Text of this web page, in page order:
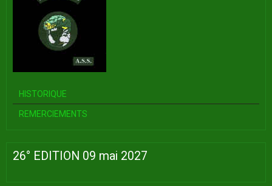
HISTORIQUE
REMERCIEMENTS
26° EDITION 09 mai 2027